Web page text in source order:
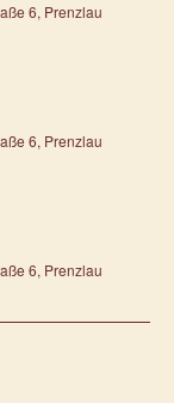
6, Prenzlau
6, Prenzlau
6, Prenzlau